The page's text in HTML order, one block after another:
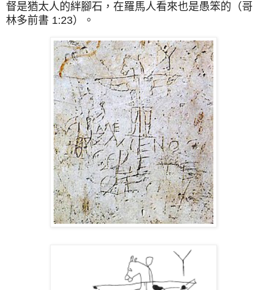
督是猶太人的絆腳石，在羅馬人看來也是愚笨的（哥
林多前書 1:23）。